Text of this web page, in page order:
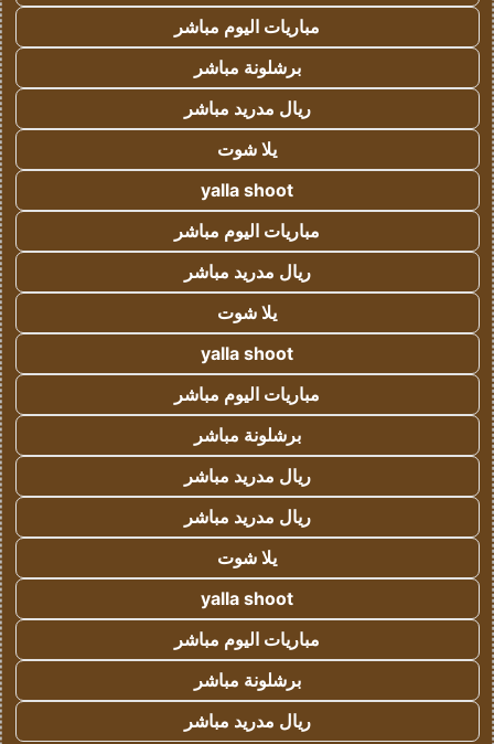
مباريات اليوم مباشر
برشلونة مباشر
ريال مدريد مباشر
يلا شوت
yalla shoot
مباريات اليوم مباشر
ريال مدريد مباشر
يلا شوت
yalla shoot
مباريات اليوم مباشر
برشلونة مباشر
ريال مدريد مباشر
ريال مدريد مباشر
يلا شوت
yalla shoot
مباريات اليوم مباشر
برشلونة مباشر
ريال مدريد مباشر